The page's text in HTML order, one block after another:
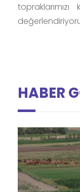
HABER